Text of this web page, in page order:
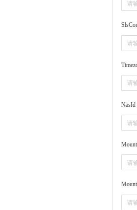
NasId